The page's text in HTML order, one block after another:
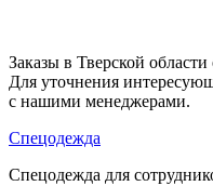
Заказы в Тверской
Для уточнения
с нашими менеджерами.
Спецодежда
Спецодежда для